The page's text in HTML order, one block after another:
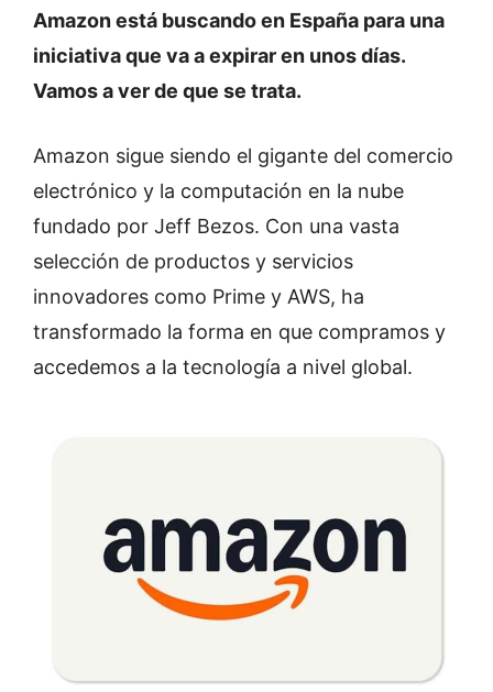
Amazon está buscando en España para una
iniciativa que va a expirar en unos días.
Vamos a ver de que se trata.
Amazon sigue siendo el gigante del comercio
electrónico y la computación en la nube
fundado por Jeff Bezos. Con una vasta
selección de productos y servicios
innovadores como Prime y AWS, ha
transformado la forma en que compramos y
accedemos a la tecnología a nivel global.